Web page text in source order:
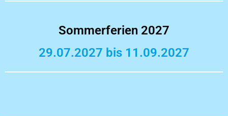
Sommerferien 2027
29.07.2027 bis 11.09.2027